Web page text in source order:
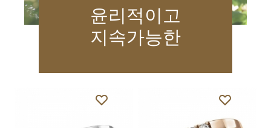
윤리적이고
지속가능한